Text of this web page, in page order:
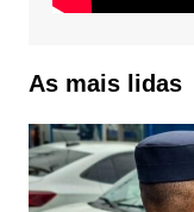
As mais lidas